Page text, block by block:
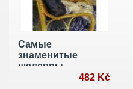
Самые
знаменитые
шедевры
482 Kč